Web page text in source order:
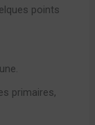
points
primaires,